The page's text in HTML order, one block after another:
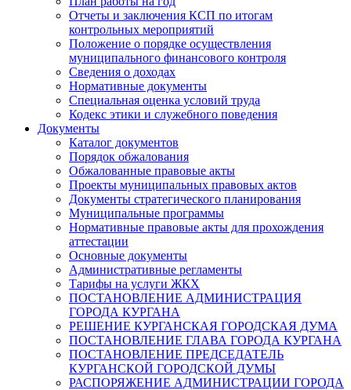
Отчеты и заключения КСП по итогам
контрольных мероприятий
Положение о порядке осуществления
муниципального финансового контроля
Сведения о доходах
Нормативные документы
Специальная оценка условий труда
Кодекс этики и служебного поведения
Документы
Каталог документов
Порядок обжалования
Обжалованные правовые акты
Проекты муниципальных правовых актов
Документы стратегического планирования
Муниципальные программы
Нормативные правовые акты для прохождения
аттестации
Основные документы
Административные регламенты
Тарифы на услуги ЖКХ
ПОСТАНОВЛЕНИЕ АДМИНИСТРАЦИЯ
ГОРОДА КУРГАНА
РЕШЕНИЕ КУРГАНСКАЯ ГОРОДСКАЯ ДУМА
ПОСТАНОВЛЕНИЕ ГЛАВА ГОРОДА КУРГАНА
ПОСТАНОВЛЕНИЕ ПРЕДСЕДАТЕЛЬ
КУРГАНСКОЙ ГОРОДСКОЙ ДУМЫ
РАСПОРЯЖЕНИЕ АДМИНИСТРАЦИИ ГОРОДА